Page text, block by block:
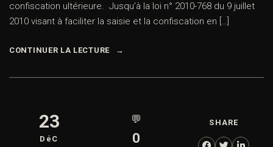
confiscation ultérieure. Jusqu’à la loi n° 2010-768 du 9 juillet
2010 visant à faciliter la saisie et la confiscation en […]
CONTINUER LA LECTURE
23
DéC
💬
0
SHARE